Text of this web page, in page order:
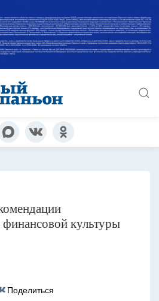
культуры
Поделиться